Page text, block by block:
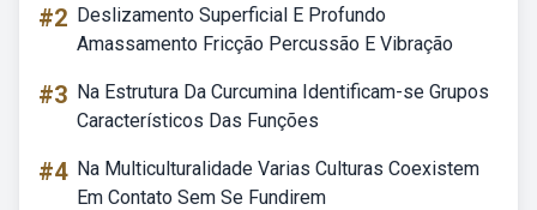
#2 Deslizamento Superficial E Profundo
Amassamento Fricção Percussão E Vibração
#3 Na Estrutura Da Curcumina Identificam-se Grupos
Característicos Das Funções
#4 Na Multiculturalidade Varias Culturas Coexistem
Em Contato Sem Se Fundirem